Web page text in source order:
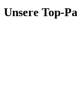
Unsere Top-